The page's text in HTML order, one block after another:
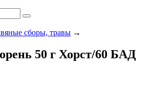
сборы, травы →
50 г Хорст/60 БАД